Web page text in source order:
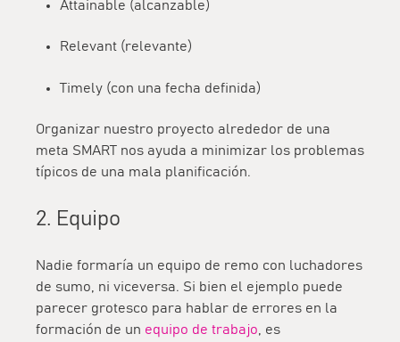
Attainable (alcanzable)
Relevant (relevante)
Timely (con una fecha definida)
Organizar nuestro proyecto alrededor de una
meta SMART nos ayuda a minimizar los problemas
típicos de una mala planificación.
2. Equipo
Nadie formaría un equipo de remo con luchadores
de sumo, ni viceversa. Si bien el ejemplo puede
parecer grotesco para hablar de errores en la
formación de un equipo de trabajo , es